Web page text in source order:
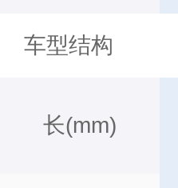
车型结构
长(mm)